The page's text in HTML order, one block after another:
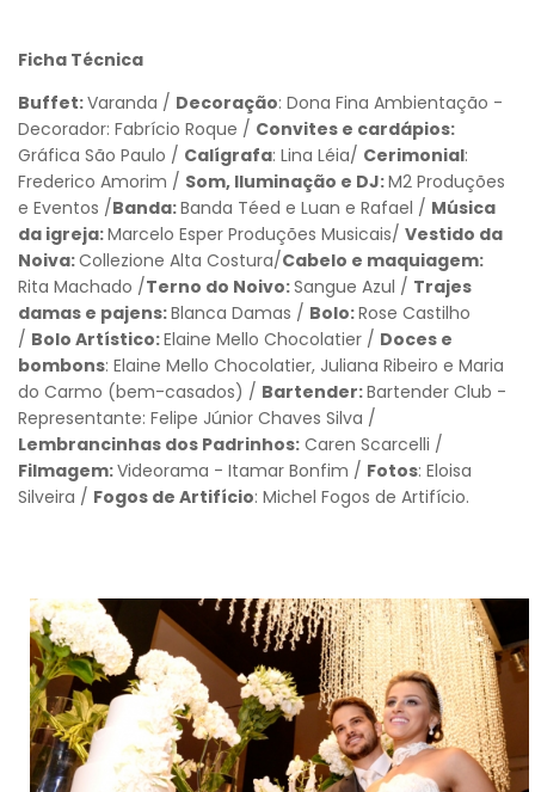
Voltar
Ficha Técnica
Buffet:Varanda / Decoração: Dona Fina Ambientação -
Decorador: Fabrício Roque / Convites e cardápios:
Gráfica São Paulo / Calígrafa: Lina Léia/ Cerimonial:
Frederico Amorim / Som, Iluminação e DJ:M2 Produções
e Eventos /Banda:Banda Téed e Luan e Rafael / Música
da igreja:Marcelo Esper Produções Musicais/ Vestido da
Noiva:Collezione Alta Costura/Cabelo e maquiagem:
Rita Machado /Terno do Noivo:Sangue Azul / Trajes
damas e pajens:Blanca Damas / Bolo:Rose Castilho
/ Bolo Artístico:Elaine Mello Chocolatier / Doces e
bombons: Elaine Mello Chocolatier, Juliana Ribeiro e Maria
do Carmo (bem-casados) / Bartender:Bartender Club -
Representante: Felipe Júnior Chaves Silva /
Lembrancinhas dos Padrinhos: Caren Scarcelli /
Filmagem:Videorama - Itamar Bonfim / Fotos: Eloisa
Silveira / Fogos de Artifício: Michel Fogos de Artifício.